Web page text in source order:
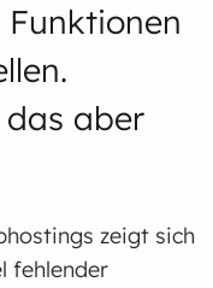
das aber
zeigt sich
fehlender